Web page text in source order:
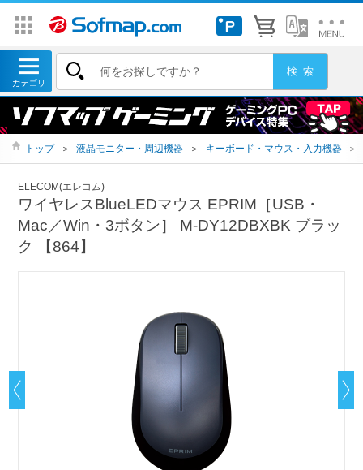
トップ ＞ 液晶モニター・周辺機器 ＞ キーボード・マウス・入力機器 ＞
ELECOM(エレコム)
ワイヤレスBlueLEDマウス EPRIM［USB・
Mac／Win・3ボタン］ M-DY12DBXBK ブラッ
ク 【864】